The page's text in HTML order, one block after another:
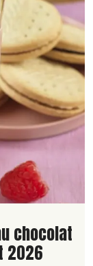
chocolat
2026